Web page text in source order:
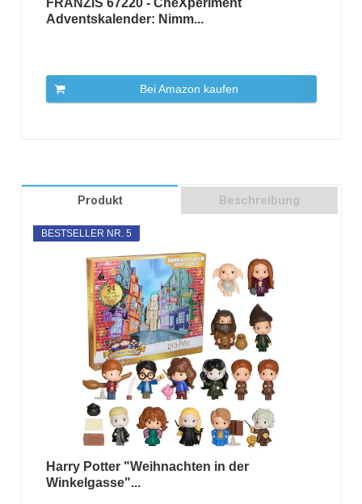
Adventskalender: Nimm...
Bei Amazon kaufen
Produkt Beschreibung
BESTSELLER NR. 5
Harry Potter "Weihnachten in der
Winkelgasse"...